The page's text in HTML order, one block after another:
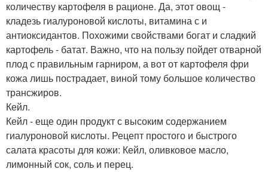
количеству картофеля в рационе. Да, этот овощ -
кладезь гиалуроновой кислоты, витамина с и
антиоксидантов. Похожими свойствами богат и сладкий
картофель - батат. Важно, что на пользу пойдет отварной
плод с правильным гарниром, а вот от картофеля фри
кожа лишь пострадает, виной тому большое количество
трансжиров.
Кейл.
Кейл - еще один продукт с высоким содержанием
гиалуроновой кислоты. Рецепт простого и быстрого
салата красоты для кожи: Кейл, оливковое масло,
лимонный сок, соль и перец.